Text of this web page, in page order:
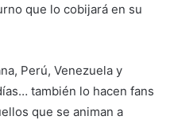
que lo cobijará en su
Perú, Venezuela y
también lo hacen fans
que se animan a